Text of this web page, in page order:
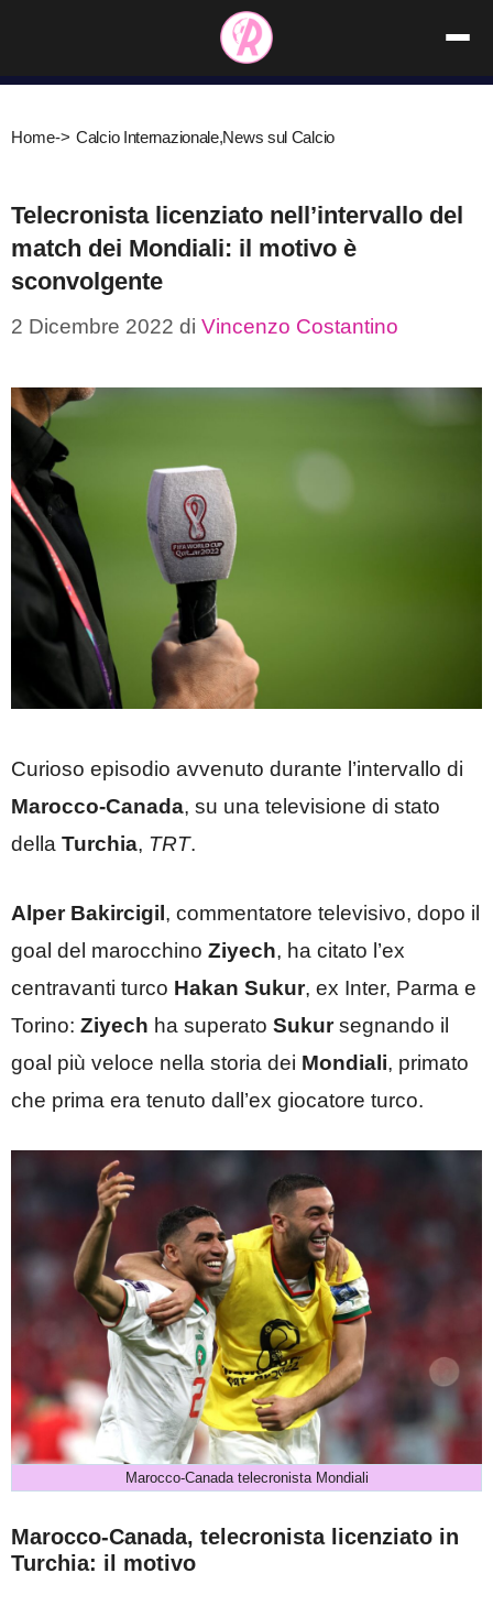
contenuto
Home-> Calcio Internazionale,News sul Calcio
Telecronista licenziato nell’intervallo del
match dei Mondiali: il motivo è
sconvolgente
2 Dicembre 2022 di Vincenzo Costantino
Curioso episodio avvenuto durante l’intervallo di
Marocco-Canada, su una televisione di stato
della Turchia, TRT.
Alper Bakircigil, commentatore televisivo, dopo il
goal del marocchino Ziyech, ha citato l’ex
centravanti turco Hakan Sukur, ex Inter, Parma e
Torino: Ziyech ha superato Sukursegnando il
goal più veloce nella storia dei Mondiali, primato
che prima era tenuto dall’ex giocatore turco.
Marocco-Canada telecronista Mondiali
Marocco-Canada, telecronista licenziato in
Turchia: il motivo